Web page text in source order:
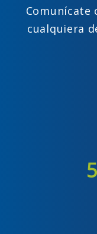
Comunícate
cualquiera